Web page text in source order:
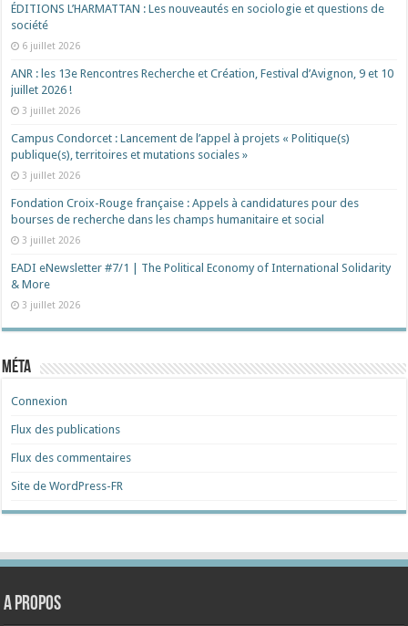
ÉDITIONS L’HARMATTAN : Les nouveautés en sociologie et questions de
société
6 juillet 2026
ANR : les 13e Rencontres Recherche et Création, Festival d’Avignon, 9 et 10
juillet 2026 !
3 juillet 2026
Campus Condorcet : Lancement de l’appel à projets « Politique(s)
publique(s), territoires et mutations sociales »
3 juillet 2026
Fondation Croix-Rouge française : Appels à candidatures pour des
bourses de recherche dans les champs humanitaire et social
3 juillet 2026
EADI eNewsletter #7/1 | The Political Economy of International Solidarity
& More
3 juillet 2026
Méta
Connexion
Flux des publications
Flux des commentaires
Site de WordPress-FR
A propos